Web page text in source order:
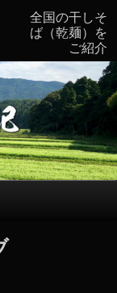
全国の干しそ
ば（乾麺）を
ご紹介